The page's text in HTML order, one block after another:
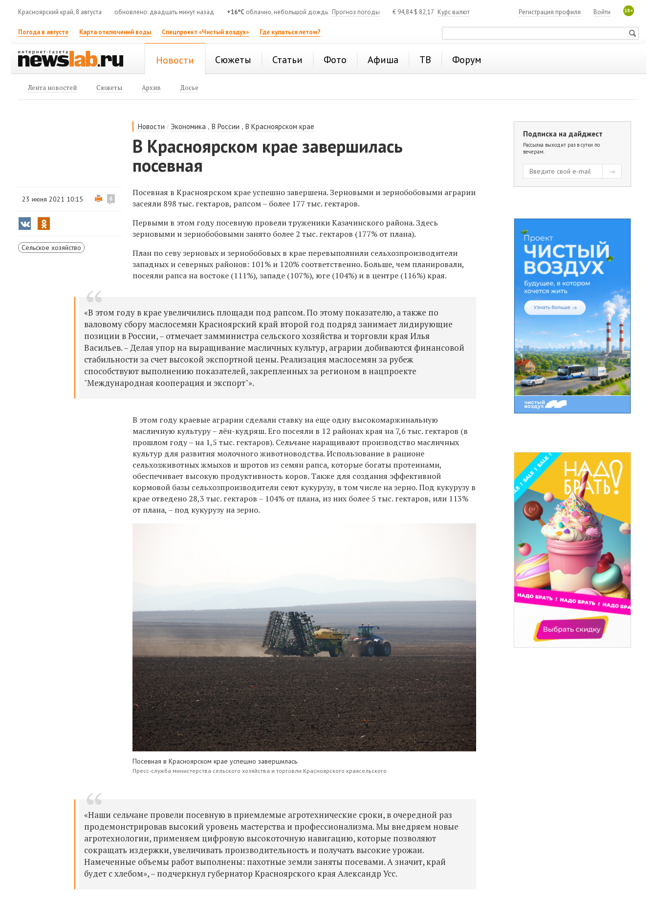
Красноярский край, 8 августа обновлено: двадцать минут назад +16°C облачно, небольшой дождь Прогноз погоды € 94,84$ 82,17 Курс валют 18+
Войти
Регистрация профиля
Погода в августе Карта отключений воды Спецпроект «Чистый воздух» Где купаться летом?
Новости Сюжеты Статьи Фото Афиша ТВ Форум
Лента новостей Сюжеты Архив Досье
Новости / Экономика ,В России ,В Красноярском крае
В Красноярском крае завершилась
посевная
23 июня 2021 10:15 6
Сельское хозяйство
Посевная в Красноярском крае успешно завершена. Зерновыми и зернобобовыми аграрии
засеяли 898 тыс. гектаров, рапсом – более 177 тыс. гектаров.
Первыми в этом году посевную провели труженики Казачинского района. Здесь
зерновыми и зернобобовыми занято более 2 тыс. гектаров (177% от плана).
План по севу зерновых и зернобобовых в крае перевыполнили сельхозпроизводители
западных и северных районов: 101% и 120% соответственно. Больше, чем планировали,
посеяли рапса на востоке (111%), западе (107%), юге (104%) и в центре (116%) края.
«В этом году в крае увеличились площади под рапсом. По этому показателю, а также по
валовому сбору маслосемян Красноярский край второй год подряд занимает лидирующие
позиции в России, – отмечает замминистра сельского хозяйства и торговли края Илья
Васильев. – Делая упор на выращивание масличных культур, аграрии добиваются финансовой
стабильности за счет высокой экспортной цены. Реализация маслосемян за рубеж
способствуют выполнению показателей, закрепленных за регионом в нацпроекте
"Международная кооперация и экспорт"».
В этом году краевые аграрии сделали ставку на еще одну высокомаржинальную
масличную культуру – лён-кудряш. Его посеяли в 12 районах края на 7,6 тыс. гектаров (в
прошлом году – на 1,5 тыс. гектаров). Сельчане наращивают производство масличных
культур для развития молочного животноводства. Использование в рационе
сельхозживотных жмыхов и шротов из семян рапса, которые богаты протеинами,
обеспечивает высокую продуктивность коров. Также для создания эффективной
кормовой базы сельхозпроизводители сеют кукурузу, в том числе на зерно. Под кукурузу в
крае отведено 28,3 тыс. гектаров – 104% от плана, из них более 5 тыс. гектаров, или 113%
от плана, – под кукурузу на зерно.
Посевная в Красноярском крае успешно завершилась
Пресс-служба министерства сельского хозяйства и торговли Красноярского краясельского
«Наши сельчане провели посевную в приемлемые агротехнические сроки, в очередной раз
продемонстрировав высокий уровень мастерства и профессионализма. Мы внедряем новые
агротехнологии, применяем цифровую высокоточную навигацию, которые позволяют
сокращать издержки, увеличивать производительность и получать высокие урожаи.
Намеченные объемы работ выполнены: пахотные земли заняты посевами. А значит, край
будет с хлебом»,– подчеркнул губернатор Красноярского края Александр Усс.
Подписка на дайджест
Рассылка выходит раз в сутки по
вечерам.